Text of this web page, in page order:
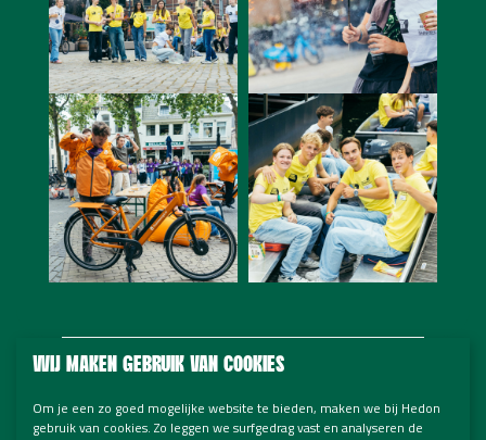
WIJ MAKEN GEBRUIK VAN COOKIES
Om je een zo goed mogelijke website te bieden, maken we bij Hedon
gebruik van cookies. Zo leggen we surfgedrag vast en analyseren de